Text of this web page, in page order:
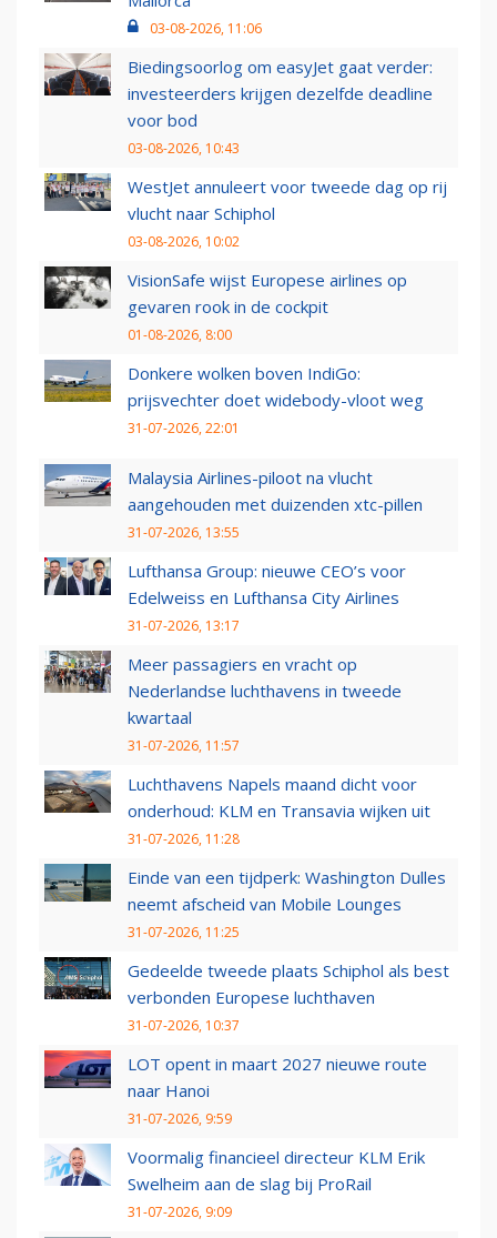
03-08-2026, 11:06
Biedingsoorlog om easyJet gaat verder:
investeerders krijgen dezelfde deadline
voor bod
03-08-2026, 10:43
WestJet annuleert voor tweede dag op rij
vlucht naar Schiphol
03-08-2026, 10:02
VisionSafe wijst Europese airlines op
gevaren rook in de cockpit
01-08-2026, 8:00
Donkere wolken boven IndiGo:
prijsvechter doet widebody-vloot weg
31-07-2026, 22:01
Malaysia Airlines-piloot na vlucht
aangehouden met duizenden xtc-pillen
31-07-2026, 13:55
Lufthansa Group: nieuwe CEO’s voor
Edelweiss en Lufthansa City Airlines
31-07-2026, 13:17
Meer passagiers en vracht op
Nederlandse luchthavens in tweede
kwartaal
31-07-2026, 11:57
Luchthavens Napels maand dicht voor
onderhoud: KLM en Transavia wijken uit
31-07-2026, 11:28
Einde van een tijdperk: Washington Dulles
neemt afscheid van Mobile Lounges
31-07-2026, 11:25
Gedeelde tweede plaats Schiphol als best
verbonden Europese luchthaven
31-07-2026, 10:37
LOT opent in maart 2027 nieuwe route
naar Hanoi
31-07-2026, 9:59
Voormalig financieel directeur KLM Erik
Swelheim aan de slag bij ProRail
31-07-2026, 9:09